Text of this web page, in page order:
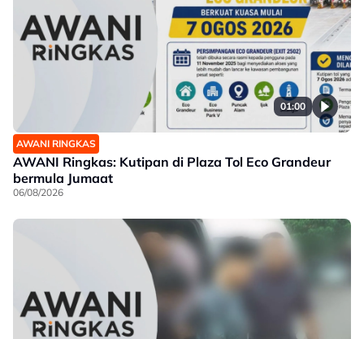
01:00
AWANI RINGKAS
AWANI Ringkas: Kutipan di Plaza Tol Eco Grandeur
bermula Jumaat
06/08/2026